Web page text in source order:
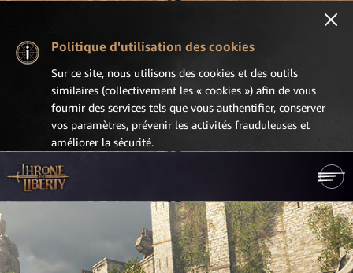
Politique d'utilisation des cookies
Sur ce site, nous utilisons des cookies et des outils
similaires (collectivement les « cookies ») afin de vous
fournir des services tels que vous authentifier, conserver
vos paramètres, prévenir les activités frauduleuses et
améliorer la sécurité.